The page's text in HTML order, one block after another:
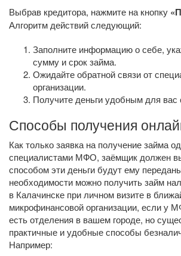
Выбрав кредитора, нажмите на кнопку
Алгоритм действий следующий:
Заполните информацию о себе,
сумму и срок займа.
Ожидайте обратной связи от
организации.
Получите деньги удобным для вас
Способы получения
Как только заявка на получение займа
специалистами МФО, заёмщик должен
способом эти деньги будут ему
необходимости можно получить займ
в Калачинске при личном визите в
микрофинансовой организации, если у
есть отделения в вашем городе, но
практичные и удобные способы
Например: